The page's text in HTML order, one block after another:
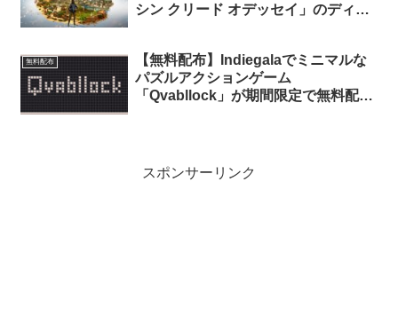
シン クリード オデッセイ」のディス
無料配布
【無料配布】Indiegalaでミニマルな
パズルアクションゲーム
「Qvabllock」が期間限定で無料配布
スポンサーリンク